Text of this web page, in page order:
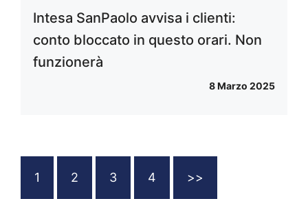
Intesa SanPaolo avvisa i clienti:
conto bloccato in questo orari. Non
funzionerà
8 Marzo 2025
1 2 3 4 >>